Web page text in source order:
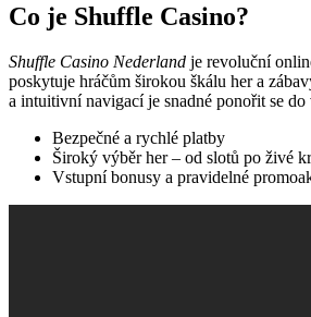
Co je Shuffle Casino?
Shuffle Casino Nederland je revoluční
poskytuje hráčům širokou škálu her a
a intuitivní navigací je snadné ponořit se do
Bezpečné a rychlé platby
Široký výběr her – od slotů po živé
Vstupní bonusy a pravidelné